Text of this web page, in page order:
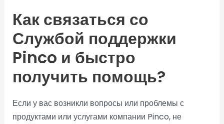
Как связаться со
Службой поддержки
Pinco и быстро
получить помощь?
Если у вас возникли вопросы или проблемы с
продуктами или услугами компании Pinco, не